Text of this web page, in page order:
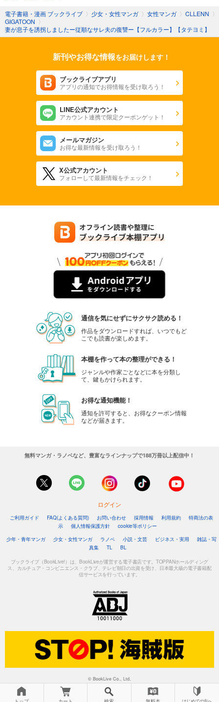
電子書籍・漫画 ブックライブ 〉 少女・女性マンガ 〉 女性マンガ 〉 CLLENN 〉
GIGATOON 〉
妻が息子を誘拐しましたー従順なサレ夫の復讐ー【フルカラー】【タテヨミ】
新刊やお得な情報をお届けします！
ブックライブアプリ
アプリの通知でお得情報を受け取ろう！
LINE公式アカウント
アカウント連携で限定クーポンゲット！
メールマガジン
お得な最新情報を受け取ろう！
X公式アカウント
フォローして最新情報をチェック！
通信を気にせずにサクサク読める！
作品をダウンロードすれば、いつでもど
こでも読書が楽しめます。
本棚を作って本の整理ができる！
ジャンルや作家ごとなどに本を分類し
て、鍵もかけられます。
お得な通知機能！
通知を許可すると、お得なクーポン情報
などが届きます。
無料マンガ・ラノベなど、豊富なラインナップで188万冊以上配信中！
ログイン
ご利用ガイド FAQ(よくある質問) お問い合わせ 採用情報 利用規約
特商法の表
示
個人情報保護方針
cookie等ポリシー
少年・青年マンガ
少女・女性マンガ ラノベ 小説・文芸 ビジネス・実用
雑誌・写
真集
TL BL
ブックライブ（BookLive!）は、BookLiveが運営する電子書店です。TOPPANホールディング
ス、カルチュア・コンビニエンス・クラブ、テレビ朝日の出資を受け、日本最大級の電子書籍配
信サービスを行っています。
© BookLive Co., Ltd.